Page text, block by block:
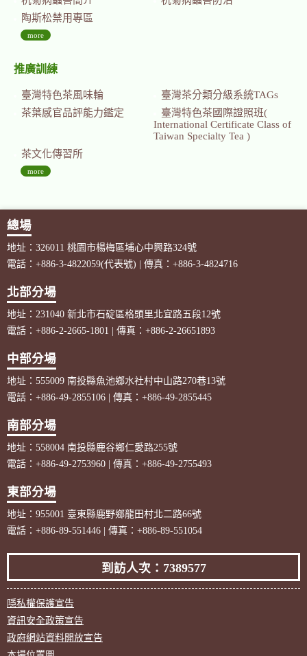
陶斯松禁用專區
more
推廣訓練
臺灣特色茶風味輪
臺灣茶分類分級系統TAGs
茶葉感官品評能力鑑定
臺灣特色茶國際證照班(
International Certificate Class of
Taiwan Specialty Tea )
茶文化傳習所
more
總場
地址：326011 桃園市楊梅區埔心中興路324號
電話：+886-3-4822059(代表號) | 傳真：+886-3-4824716
北部分場
地址：231040 新北市石碇區格頭里北宜路五段12號
電話：+886-2-2665-1801 | 傳真：+886-2-26651893
中部分場
地址：555009 南投縣魚池鄉水社村中山路270巷13號
電話：+886-49-2855106 | 傳真：+886-49-2855445
南部分場
地址：558004 南投縣鹿谷鄉仁愛路255號
電話：+886-49-2753960 | 傳真：+886-49-2755493
東部分場
地址：955001 臺東縣鹿野鄉龍田村北二路66號
電話：+886-89-551446 | 傳真：+886-89-551054
到訪人次：7389577
隱私權保護宣告
資訊安全政策宣告
政府網站資料開放宣告